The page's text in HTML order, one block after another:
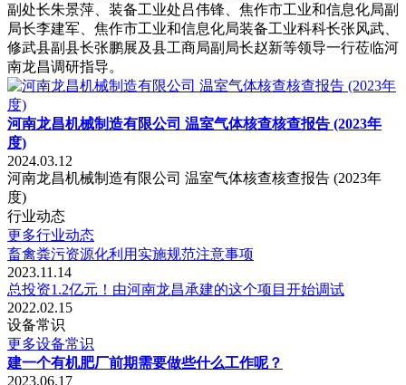
副处长朱景萍、装备工业处吕伟锋、焦作市工业和信息化局副
局长李建军、焦作市工业和信息化局装备工业科科长张风武、
修武县副县长张鹏展及县工商局副局长赵新等领导一行莅临河
南龙昌调研指导。
河南龙昌机械制造有限公司 温室气体核查核查报告 (2023年
度)
2024.03.12
河南龙昌机械制造有限公司 温室气体核查核查报告 (2023年
度)
行业动态
更多行业动态
畜禽粪污资源化利用实施规范注意事项
2023.11.14
总投资1.2亿元！由河南龙昌承建的这个项目开始调试
2022.02.15
设备常识
更多设备常识
建一个有机肥厂前期需要做些什么工作呢？
2023.06.17